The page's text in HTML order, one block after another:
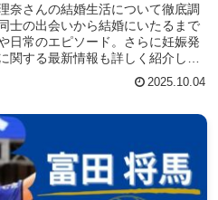
奈さんの結婚生活について徹底調
士の出会いから結婚にいたるまで
日常のエピソード。さらに妊娠発
関する最新情報も詳しく紹介しま
幸せな生活を紹介します。
2025.10.04